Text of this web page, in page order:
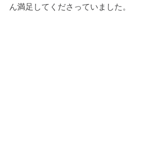
ん満足してくださっていました。